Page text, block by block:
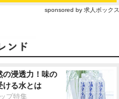
sponsored by 求人ボックス
の浸透力！味の
ける水とは
プ特集